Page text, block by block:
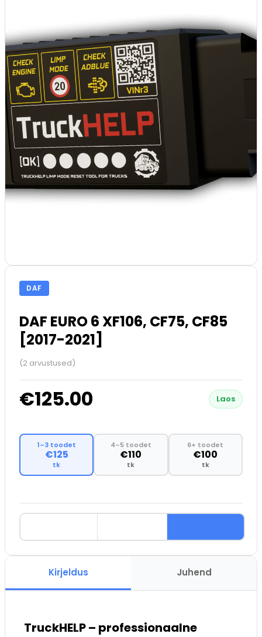
DAF
DAF EURO 6 XF106, CF75, CF85
[2017-2021]
(2 arvustused)
€125.00 Laos
1–3 toodet
€125
tk
4–5 toodet
€110
tk
6+ toodet
€100
tk
Kirjeldus Juhend
TruckHELP – professionaalne